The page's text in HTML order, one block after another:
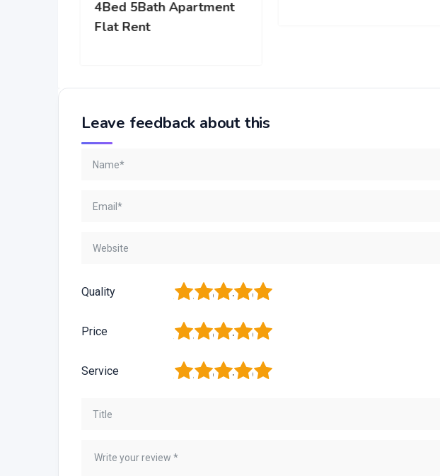
Leave feedback about this
Quality 5
4
3
2
Price 5
4
3
2
Service 5
4
3
2